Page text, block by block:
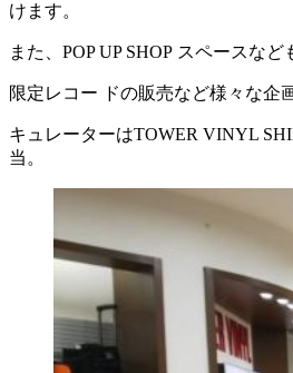
けます。
また、POP UP SHOP スペースなど
限定レコー ドの販売など様々な企
キュレーターはTOWER VINYL
当。